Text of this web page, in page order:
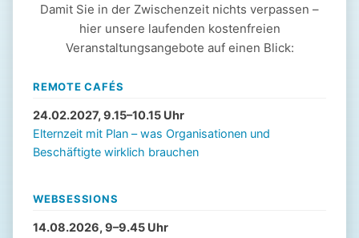
Damit Sie in der Zwischenzeit nichts verpassen –
hier unsere laufenden kostenfreien
Veranstaltungsangebote auf einen Blick:
REMOTE CAFÉS
24.02.2027, 9.15–10.15 Uhr
Elternzeit mit Plan – was Organisationen und
Beschäftigte wirklich brauchen
WEBSESSIONS
14.08.2026, 9–9.45 Uhr